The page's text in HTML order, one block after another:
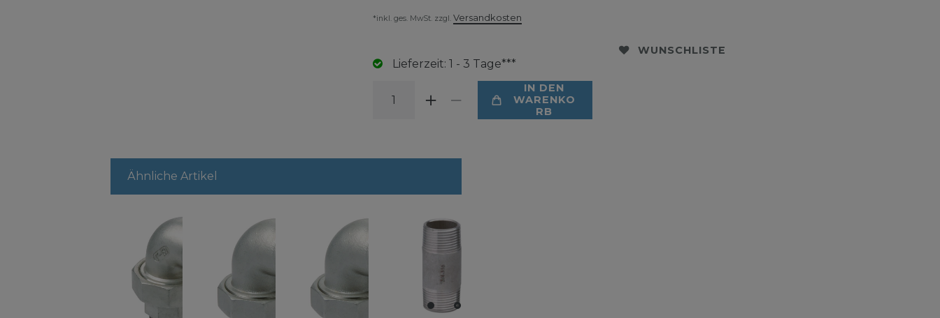
*inkl. ges. MwSt. zzgl. Versandkosten
Lieferzeit: 1 - 3 Tage***
IN DEN
WARENKO
RB
WUNSCHLISTE
Ähnliche Artikel